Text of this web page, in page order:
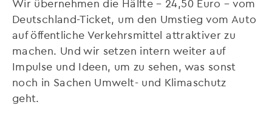
Wir übernehmen die Hälfte – 24,50 Euro – vom
Deutschland-Ticket, um den Umstieg vom Auto
auf öffentliche Verkehrsmittel attraktiver zu
machen. Und wir setzen intern weiter auf
Impulse und Ideen, um zu sehen, was sonst
noch in Sachen Umwelt- und Klimaschutz
geht.